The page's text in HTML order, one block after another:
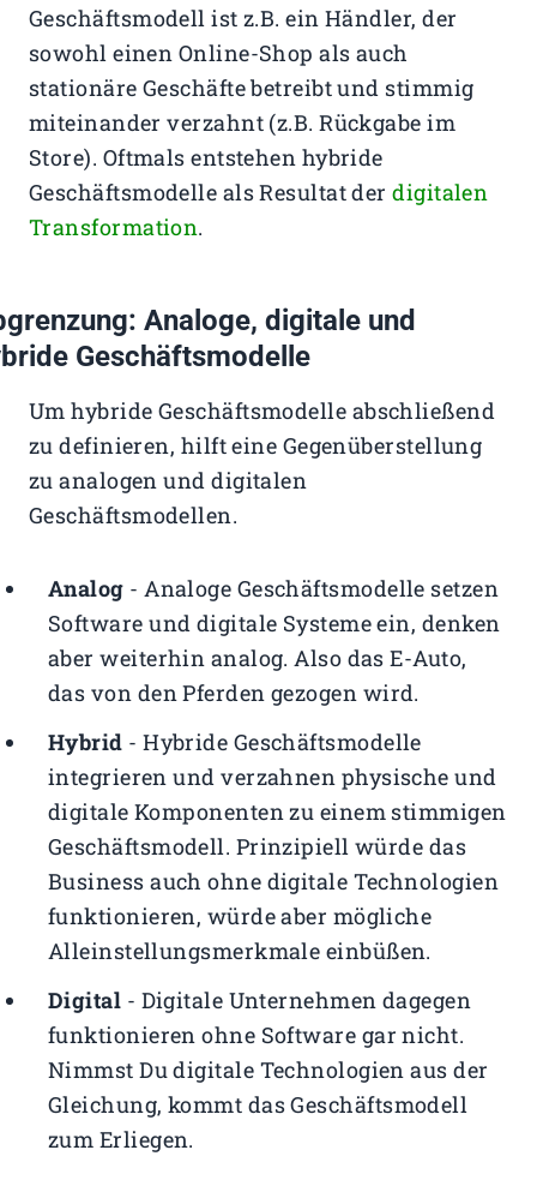
Geschäftsmodell ist z.B. ein Händler, der
sowohl einen Online-Shop als auch
stationäre Geschäfte betreibt und stimmig
miteinander verzahnt (z.B. Rückgabe im
Store). Oftmals entstehen hybride
Geschäftsmodelle als Resultat der digitalen
Transformation.
Analoge, digitale und
Geschäftsmodelle
Um hybride Geschäftsmodelle abschließend
zu definieren, hilft eine Gegenüberstellung
zu analogen und digitalen
Geschäftsmodellen.
Analog - Analoge Geschäftsmodelle setzen
Software und digitale Systeme ein, denken
aber weiterhin analog. Also das E-Auto,
das von den Pferden gezogen wird.
Hybrid - Hybride Geschäftsmodelle
integrieren und verzahnen physische und
digitale Komponenten zu einem stimmigen
Geschäftsmodell. Prinzipiell würde das
Business auch ohne digitale Technologien
funktionieren, würde aber mögliche
Alleinstellungsmerkmale einbüßen.
Digital - Digitale Unternehmen dagegen
funktionieren ohne Software gar nicht.
Nimmst Du digitale Technologien aus der
Gleichung, kommt das Geschäftsmodell
zum Erliegen.